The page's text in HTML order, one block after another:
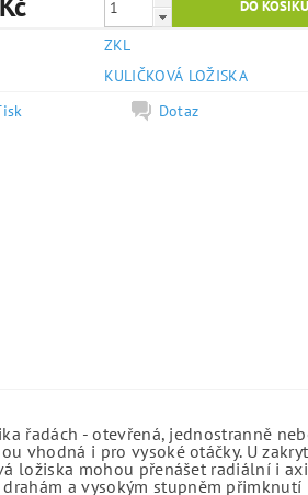
ZKL
KULIČKOVÁ LOŽISKA
Dotaz
řadách - otevřená, jednostranně
vhodná i pro vysoké otáčky. U
ložiska mohou přenášet radiální i
a vysokým stupněm přimknutí